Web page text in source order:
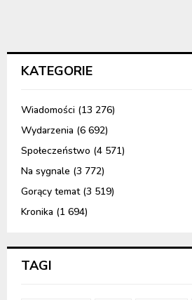
KATEGORIE
Wiadomości (13 276)
Wydarzenia (6 692)
Społeczeństwo (4 571)
Na sygnale (3 772)
Gorący temat(3 519)
Kronika (1 694)
TAGI